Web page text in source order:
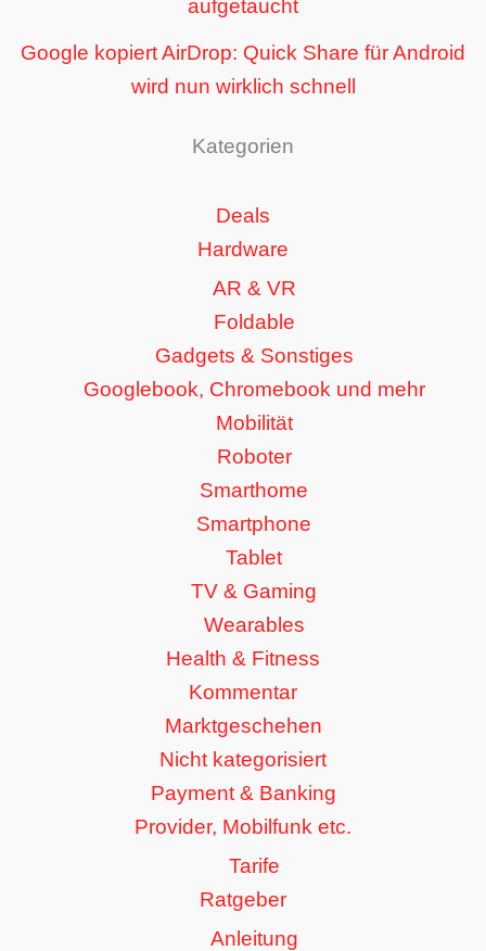
aufgetaucht
Google kopiert AirDrop: Quick Share für Android
wird nun wirklich schnell
Kategorien
Deals
Hardware
AR & VR
Foldable
Gadgets & Sonstiges
Googlebook, Chromebook und mehr
Mobilität
Roboter
Smarthome
Smartphone
Tablet
TV & Gaming
Wearables
Health & Fitness
Kommentar
Marktgeschehen
Nicht kategorisiert
Payment & Banking
Provider, Mobilfunk etc.
Tarife
Ratgeber
Anleitung